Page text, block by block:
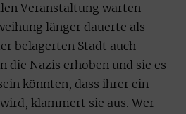
Veranstaltung warten
länger dauerte als
belagerten Stadt auch
die Nazis erhoben und sie es
könnten, dass ihrer ein
klammert sie aus. Wer